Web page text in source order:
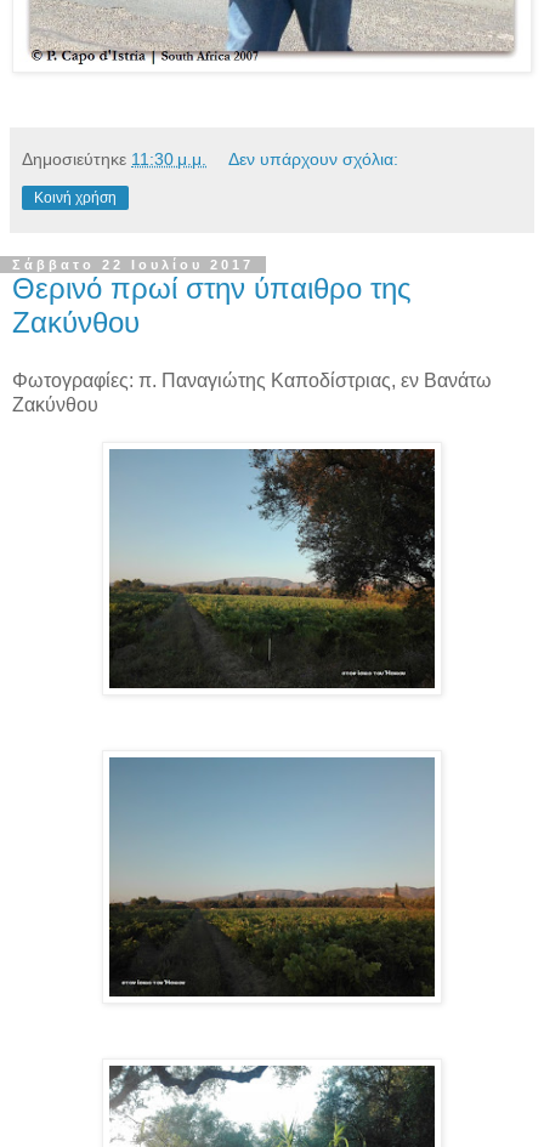
Δημοσιεύτηκε 11:30 μ.μ. Δεν υπάρχουν σχόλια:
Κοινή χρήση
Σάββατο 22 Ιουλίου 2017
Θερινό πρωί στην ύπαιθρο της
Ζακύνθου
Φωτογραφίες: π. Παναγιώτης Καποδίστριας, εν Βανάτω
Ζακύνθου